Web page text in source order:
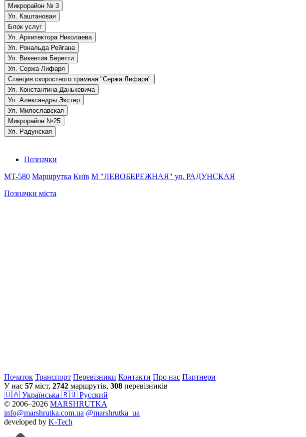
Микрорайон № 3
Ул. Каштановая
Блок услуг
Ул. Архитектора Николаева
Ул. Рональда Рейгана
Ул. Викентия Беретти
Ул. Сержа Лифаря
Станция скоростного трамвая "Сержа Лифаря"
Ул. Константина Данькевича
Ул. Александры Экстер
Ул. Милославская
Микрорайон №25
Ул. Радунская
Позначки
MT-580 Маршрутка Київ М "ЛЕВОБЕРЕЖНАЯ" ул. РАДУНСКАЯ
Позначки міста
Початок Транспорт Перевiзники Контакти Про нас Партнери
У нас 57 міст, 2742 маршрутів, 308 перевізників
🇺🇦 Українська 🇷🇺 Русский
© 2006–2026 MARSHRUTKA
info@marshrutka.com.ua @marshrutka_ua
developed by K-Tech